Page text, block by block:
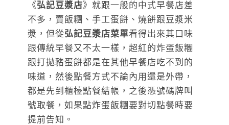
《弘記豆漿店》就跟一般的中式早餐店差
不多，賣飯糰、手工蛋餅、燒餅跟豆漿米
漿，但從弘記豆漿店菜單看得出來其口味
跟傳統早餐又不太一樣，超紅的炸蛋飯糰
跟打拋豬蛋餅都是在其他早餐店吃不到的
味道，然後點餐方式不論內用還是外帶，
都是先到櫃檯點餐結帳，之後憑號碼牌叫
號取餐，如果點炸蛋飯糰要對切點餐時要
提前告知。